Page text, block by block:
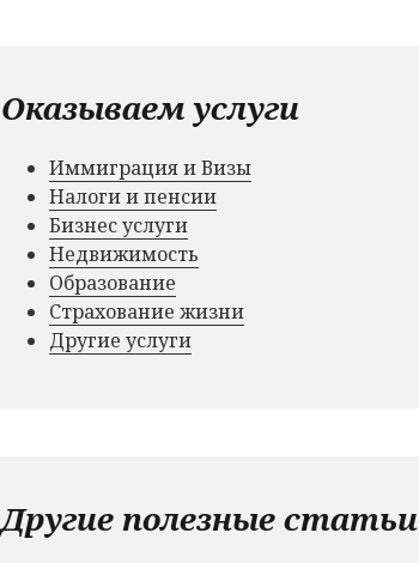
Оказываем услуги
Иммиграция и Визы
Налоги и пенсии
Бизнес услуги
Недвижимость
Образование
Страхование жизни
Другие услуги
Другие полезные статьи